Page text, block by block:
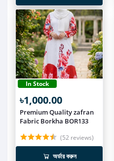
In Stock
৳1,000.00
Premium Quality zafran
Fabric Borkha BOR133
(52 reviews)
অর্ডার করুন